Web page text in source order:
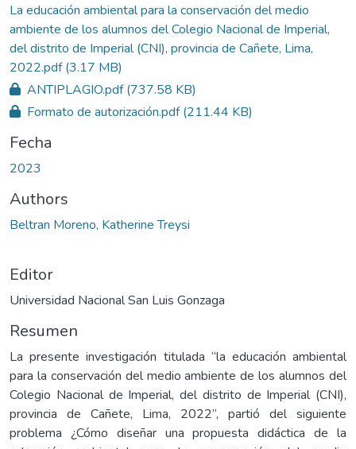
La educación ambiental para la conservación del medio
ambiente de los alumnos del Colegio Nacional de Imperial,
del distrito de Imperial (CNI), provincia de Cañete, Lima,
2022.pdf(3.17 MB)
ANTIPLAGIO.pdf(737.58 KB)
Formato de autorización.pdf(211.44 KB)
Fecha
2023
Authors
Beltran Moreno, Katherine Treysi
Editor
Universidad Nacional San Luis Gonzaga
Resumen
La presente investigación titulada “la educación ambiental
para la conservación del medio ambiente de los alumnos del
Colegio Nacional de Imperial, del distrito de Imperial (CNI),
provincia de Cañete, Lima, 2022”, partió del siguiente
problema ¿Cómo diseñar una propuesta didáctica de la